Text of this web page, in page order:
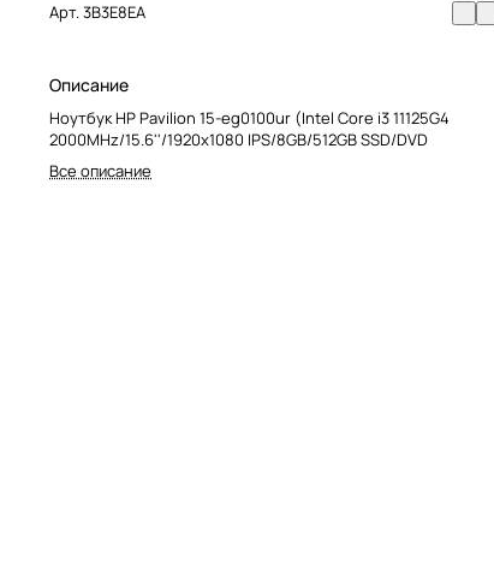
Арт.3B3E8EA
Описание
Ноутбук HP Pavilion 15-eg0100ur (Intel Core i3 11125G4
2000MHz/15.6''/1920x1080 IPS/8GB/512GB SSD/DVD
Все описание